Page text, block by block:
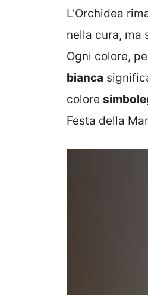
L’Orchidea
nella cura, ma
Ogni colore,
bianca
colore
Festa della